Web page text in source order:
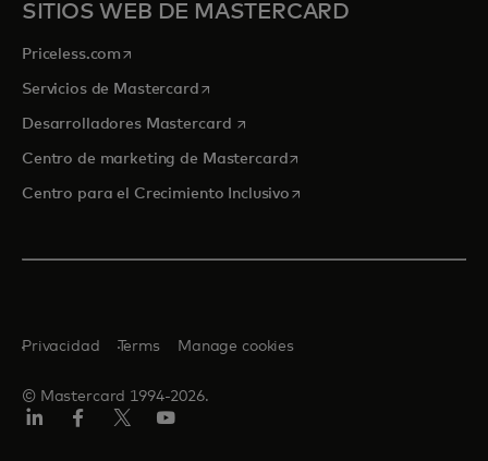
SITIOS WEB DE MASTERCARD
Priceless.com se abre en una pestaña nueva
Servicios de Mastercardse abre en una pestaña nueva
Desarrolladores Mastercard se abre en una pestaña nueva
Centro de marketing de Mastercardse abre en una pestaña
Centro para el Crecimiento Inclusivose abre en una pestaña
© Mastercard 1994-2026.
Privacidad Terms Manage cookies